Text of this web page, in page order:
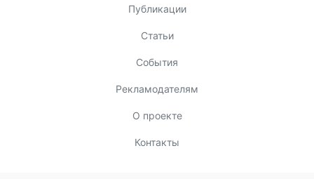
Публикации
Статьи
События
Рекламодателям
О проекте
Контакты